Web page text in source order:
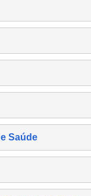
Saúde